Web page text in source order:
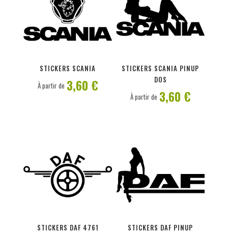
STICKERS SCANIA
À partir de 3,60 €
STICKERS SCANIA PINUP
DOS
À partir de 3,60 €
STICKERS DAF 4761
STICKERS DAF PINUP